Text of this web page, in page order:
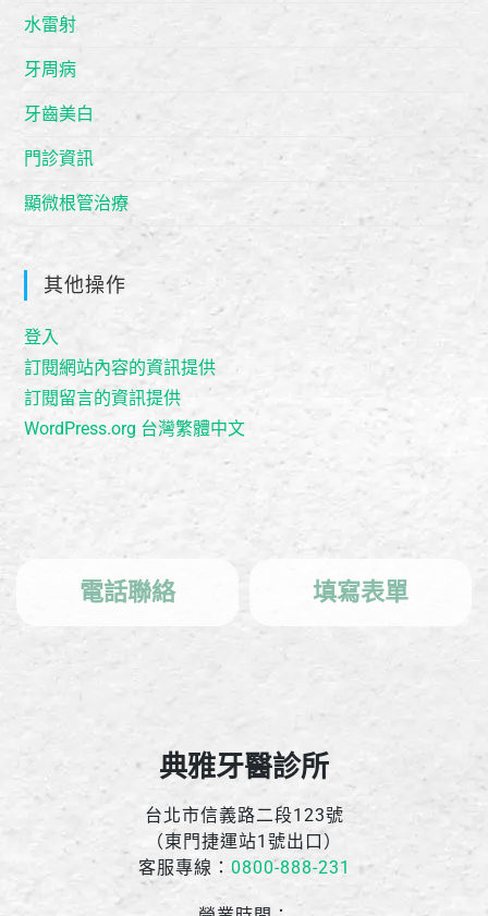
水雷射
牙周病
牙齒美白
門診資訊
顯微根管治療
其他操作
登入
訂閱網站內容的資訊提供
訂閱留言的資訊提供
WordPress.org 台灣繁體中文
電話聯絡 填寫表單
典雅牙醫診所
台北市信義路二段123號
（東門捷運站1號出口）
客服專線： 0800-888-231